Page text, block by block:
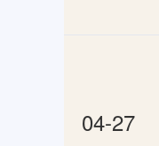
04-27